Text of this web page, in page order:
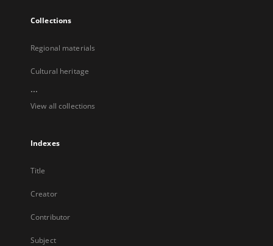
Collections
Regional materials
Cultural heritage
...
View all collections
Indexes
Title
Creator
Contributor
Subject